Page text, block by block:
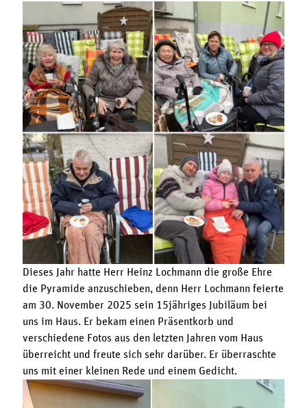
Dieses Jahr hatte Herr Heinz Lochmann die große Ehre
die Pyramide anzuschieben, denn Herr Lochmann feierte
am 30. November 2025 sein 15jähriges Jubiläum bei
uns im Haus. Er bekam einen Präsentkorb und
verschiedene Fotos aus den letzten Jahren vom Haus
überreicht und freute sich sehr darüber. Er überraschte
uns mit einer kleinen Rede und einem Gedicht.